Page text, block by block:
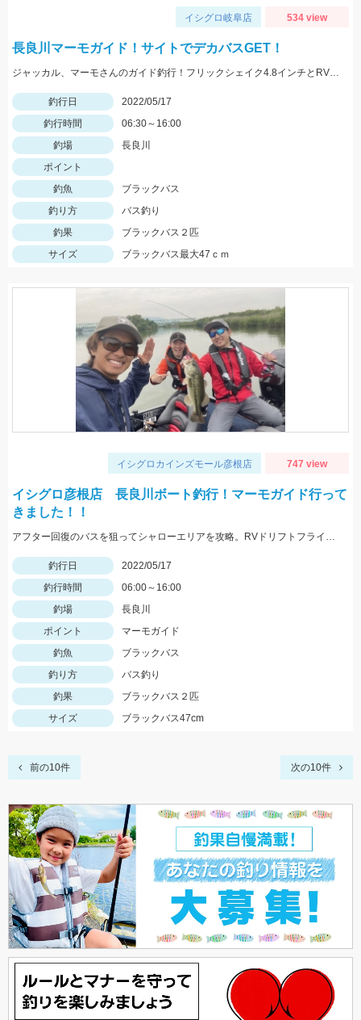
イシグロ岐阜店 534 view
長良川マーモガイド！サイトでデカバスGET！
ジャッカル、マーモさんのガイド釣行！フリックシェイク4.8インチとRVドリフトフライ3インチで釣れました！
釣行日
2022/05/17
釣行時間
06:30～16:00
釣場
長良川
ポイント
釣魚
ブラックバス
釣り方
バス釣り
釣果
ブラックバス２匹
サイズ
ブラックバス最大47ｃｍ
イシグロカインズモール彦根店 747 view
イシグロ彦根店 長良川ボート釣行！マーモガイド行って
きました！！
アフター回復のバスを狙ってシャローエリアを攻略。RVドリフトフライ、フリックシェイク4.8インチでの釣果でした。
釣行日
2022/05/17
釣行時間
06:00～16:00
釣場
長良川
ポイント
マーモガイド
釣魚
ブラックバス
釣り方
バス釣り
釣果
ブラックバス２匹
サイズ
ブラックバス47cm
前の10件 次の10件